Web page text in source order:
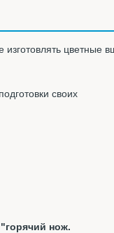
изготовлять цветные
своих
нож.